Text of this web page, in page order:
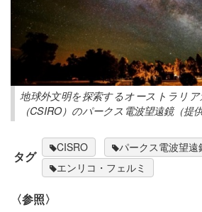
地球外文明を探索するオーストラリ
（CSIRO）のパークス電波望遠鏡（提
タグ
CISRO パークス電波望遠
エンリコ・フェルミ
〈参照〉